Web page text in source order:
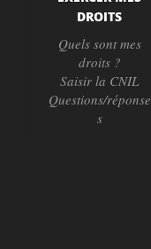
DROITS
Quels sont mes
droits ?
Saisir la CNIL
Questions/réponse
s